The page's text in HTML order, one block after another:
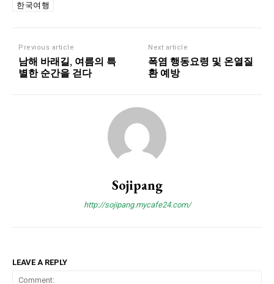
한국여행
Previous article
남해 바래길, 여름의 특
별한 순간을 걷다
Next article
폭염 행동요령 및 온열질
환 예방
Sojipang
http://sojipang.mycafe24.com/
LEAVE A REPLY